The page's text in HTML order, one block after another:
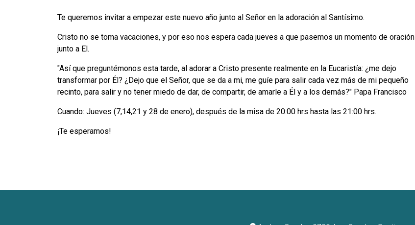
Te queremos invitar a empezar este nuevo año junto al Señor en la adoración al Santísimo.
Cristo no se toma vacaciones, y por eso nos espera cada jueves a que pasemos un momento de oración
junto a El.
"Así que preguntémonos esta tarde, al adorar a Cristo presente realmente en la Eucaristía: ¿me dejo
transformar por Él? ¿Dejo que el Señor, que se da a mi, me guíe para salir cada vez más de mi pequeño
recinto, para salir y no tener miedo de dar, de compartir, de amarle a Él y a los demás?" Papa Francisco
Cuando: Jueves (7,14,21 y 28 de enero), después de la misa de 20:00 hrs hasta las 21:00 hrs.
¡Te esperamos!